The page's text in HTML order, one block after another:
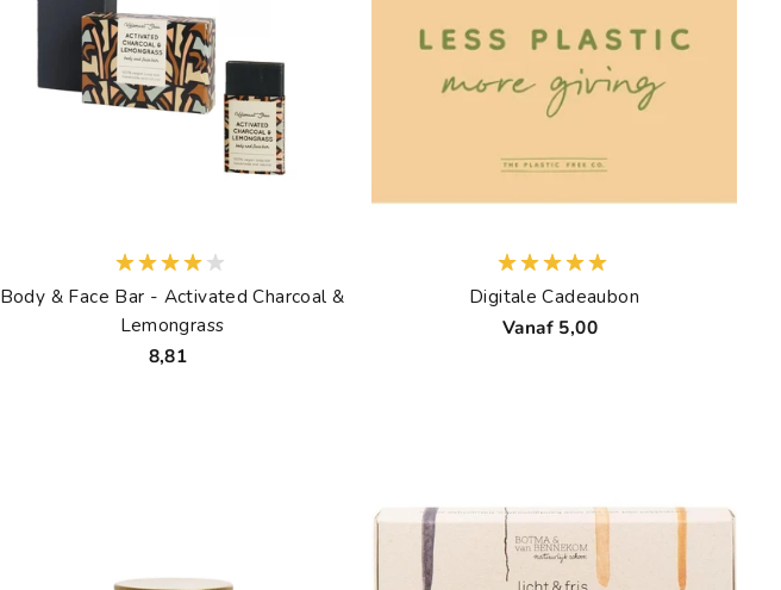
Body & Face Bar - Activated Charcoal &
Lemongrass
8,81
Digitale Cadeaubon
Vanaf 5,00